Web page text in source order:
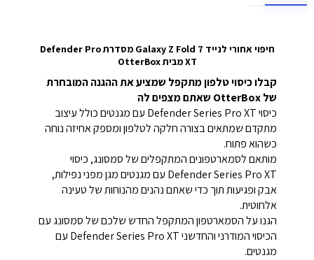
חיפוי אחורי לנייד Galaxy Z Fold 7 מסדרת Defender Pro
XT מבית OtterBox
קבלו כיסוי טלפון מתקפל שמציע את ההגנה המובחרת
של OtterBox שאתם מצפים לה
כיסוי Defender Series Pro XT עם מגנטים כולל עיצוב
מתקדם שמתאים בצורה חלקה לטלפון ומספק אחיזה נוחה
כשהוא פתוח.
מותאם לסמארטפונים המתקפלים של סמסונג, כיסוי
Defender Series Pro XT עם מגנטים מגן מפני נפילות,
אבק ופגיעות תוך כדי שאתם נהנים מהנוחות של טעינה
אלחוטית.
הגנו על הסמארטפון המתקפל החדש שלכם של סמסונג עם
הכיסוי המודרני והחדשני Defender Series Pro XT עם
מגנטים.